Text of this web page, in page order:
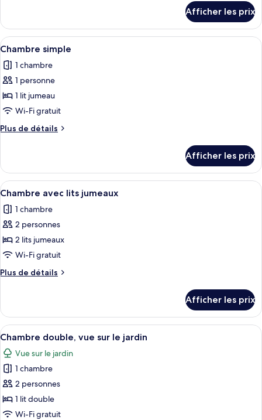
Chambre
double
Chambre
double
Afficher les prix
Afficher
toutes
les
photos
pour
ce
type
de
Chambre
simple
Une chambre d’hôtel comprenant
7
Chambre simple
1 chambre
1 personne
1 lit jumeau
Wi-Fi gratuit
Plus de détails
Plus
Chambre
simple
Afficher les prix
Afficher
toutes
les
photos
pour
ce
type
de
Chambre
avec
lits
jumeaux
Une chambre d’hôtel avec deux lits,
11
Chambre avec lits jumeaux
1 chambre
2 personnes
2 lits jumeaux
Wi-Fi gratuit
Plus de détails
Plus
Chambre
avec
lits
jumeaux
Afficher les prix
Afficher
toutes
les
photos
pour
ce
type
Un espace extérieur aménagé pour
14
Chambre double, vue sur le jardin
Vue sur le jardin
1 chambre
2 personnes
1 lit double
Wi-Fi gratuit